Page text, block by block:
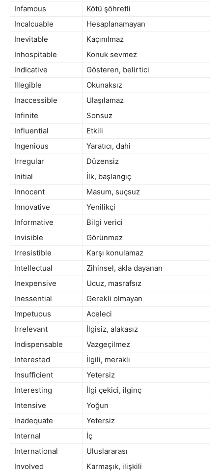
Infamous
Kötü şöhretli
Incalcuable
Hesaplanamayan
Inevitable
Kaçınılmaz
Inhospitable
Konuk sevmez
Indicative
Gösteren, belirtici
Illegible
Okunaksız
Inaccessible
Ulaşılamaz
Infinite
Sonsuz
Influential
Etkili
Ingenious
Yaratıcı, dahi
Irregular
Düzensiz
Initial
İlk, başlangıç
Innocent
Masum, suçsuz
Innovative
Yenilikçi
Informative
Bilgi verici
Invisible
Görünmez
Irresistible
Karşı konulamaz
Intellectual
Zihinsel, akla dayanan
Inexpensive
Ucuz, masrafsız
Inessential
Gerekli olmayan
Impetuous
Aceleci
Irrelevant
İlgisiz, alakasız
Indispensable
Vazgeçilmez
Interested
İlgili, meraklı
Insufficient
Yetersiz
Interesting
İlgi çekici, ilginç
Intensive
Yoğun
Inadequate
Yetersiz
Internal
İç
International
Uluslararası
Involved
Karmaşık, ilişkili